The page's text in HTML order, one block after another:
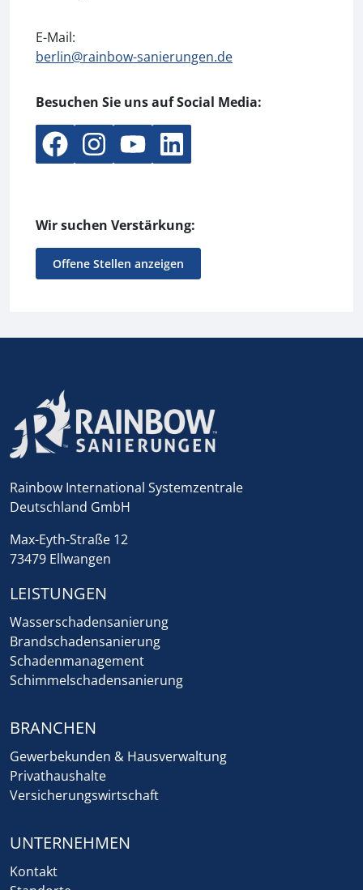
E-Mail:
berlin@rainbow-sanierungen.de
Besuchen Sie uns auf Social Media:
Wir suchen Verstärkung:
Offene Stellen anzeigen
Rainbow International Systemzentrale
Deutschland GmbH
Max-Eyth-Straße 12
73479 Ellwangen
LEISTUNGEN
Wasserschadensanierung
Brandschadensanierung
Schadenmanagement
Schimmelschadensanierung
BRANCHEN
Gewerbekunden & Hausverwaltung
Privathaushalte
Versicherungswirtschaft
UNTERNEHMEN
Kontakt